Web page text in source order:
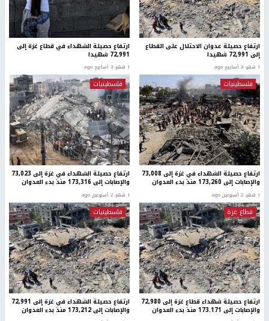
ارتفاع حصيلة عدوان الاحتلال على القطاع
إلى 72,991 شهيدا
1 شهر، 3 أسابيع ago
ارتفاع حصيلة الشهداء في قطاع غزة إلى
72,991 شهيدا
1 شهر، 3 أسابيع ago
فلسطينيات
ارتفاع حصيلة الشهداء في غزة إلى 73,008
والإصابات إلى 173,260 منذ بدء العدوان
1 شهر، 2 أسبوعين ago
فلسطينيات
ارتفاع حصيلة الشهداء في غزة إلى 73,023
والإصابات إلى 173,316 منذ بدء العدوان
1 شهر، 2 أسبوعين ago
قطاع غزة
ارتفاع حصيلة شهداء قطاع غزة إلى 72,980
والإصابات إلى 173.171 منذ بدء العدوان
فلسطينيات
ارتفاع حصيلة الشهداء في غزة إلى 72,991
والإصابات إلى 173,212 منذ بدء العدوان